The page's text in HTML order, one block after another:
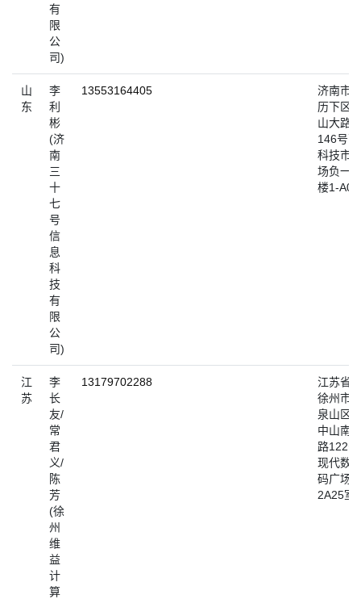
有
限
公
司)
山
东
李
利
彬
(济
南
三
十
七
号
信
息
科
技
有
限
公
司)
13553164405
济南市
历下区
山大路
146号高
科技市
场负一
楼1-A01
江
苏
李
长
友/
常
君
义/
陈
芳
(徐
州
维
益
计
算
13179702288
江苏省
徐州市
泉山区
中山南
路122号
现代数
码广场
2A25室